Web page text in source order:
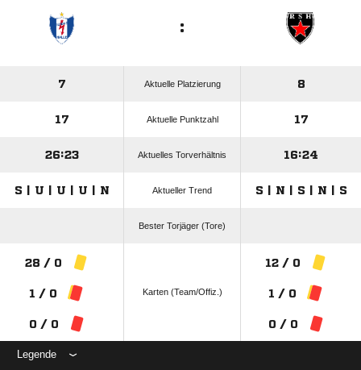
:
7 Aktuelle Platzierung 8
17 Aktuelle Punktzahl 17
26:23 Aktuelles Torverhältnis 16:24
S | U | U | U | N Aktueller Trend S | N | S | N | S
Bester Torjäger (Tore)
28 / 0
1 / 0
0 / 0
Karten (Team/Offiz.)
12 / 0
1 / 0
0 / 0
Legende